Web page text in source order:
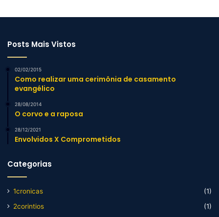
Posts Mais Vistos
02/02/2015
Como realizar uma cerimônia de casamento
evangélico
28/08/2014
O corvo e a raposa
28/12/2021
Envolvidos X Comprometidos
Categorias
1cronicas
(1)
2corintios
(1)